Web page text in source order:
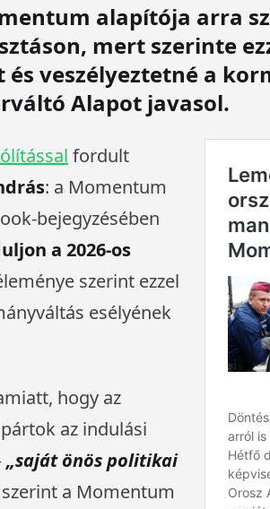
alapítója arra
mert szerinte
és veszélyeztetné a
Alapot javasol.
fordult
: a Momentum
bejegyzésében
a 2026-os
szerint ezzel
esélyének
hogy az
az indulási
„saját önös politikai
a Momentum